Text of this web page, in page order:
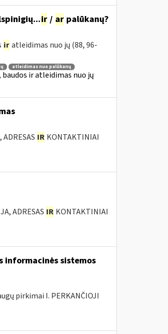
ir/ arpalūkanų?
ir atleidimas nuo jų (88, 96-
atleidimas nuo palūkanų
ir atleidimas nuo jų
IR KONTAKTINIAI
ADRESAS IR KONTAKTINIAI
informacinės sistemos
pirkimai I. PERKANČIOJI